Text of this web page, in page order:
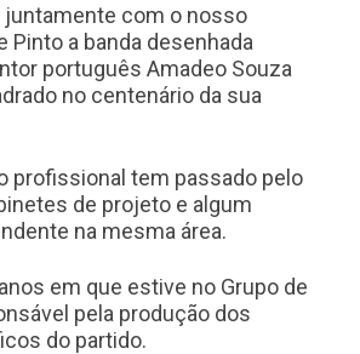
juntamente com o nosso
Pinto a banda desenhada
português Amadeo Souza
no centenário da sua
profissional tem passado pelo
de projeto e algum
na mesma área.
em que estive no Grupo de
pela produção dos
do partido.